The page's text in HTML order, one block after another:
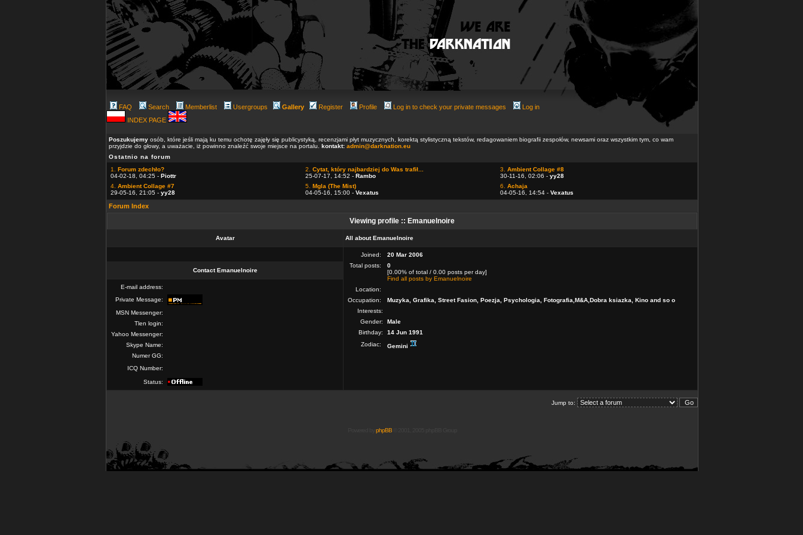
FAQ Search Memberlist Usergroups Gallery Register Profile Log in to check your private messages
Log in
INDEX PAGE
Poszukujemy osób, które jeśli mają ku temu ochotę zajęły się publicystyką, recenzjami płyt muzycznych, korektą stylistyczną tekstów, redagowaniem biografii zespołów, newsami oraz wszystkim tym, co wam
przyjdzie do głowy, a uważacie, iż powinno znaleźć swoje miejsce na portalu. kontakt: admin@darknation.eu
Ostatnio na forum
1. Forum zdechło?
04-02-18, 04:25 - Piottr
2. Cytat, który najbardziej do Was trafił...
25-07-17, 14:52 - Rambo
3. Ambient Collage #8
30-11-16, 02:06 - yy28
4. Ambient Collage #7
29-05-16, 21:05 - yy28
5. Mgla (The Mist)
04-05-16, 15:00 - Vexatus
6. Achaja
04-05-16, 14:54 - Vexatus
Forum Index
Viewing profile :: Emanuelnoire
Avatar All about Emanuelnoire
Joined:
20 Mar 2006
Total posts:
0
[0.00% of total / 0.00 posts per day]
Find all posts by Emanuelnoire
Location:
Occupation:
Muzyka, Grafika, Street Fasion, Poezja, Psychologia, Fotografia,M&A,Dobra ksiazka, Kino and so o
Interests:
Gender:
Male
Birthday:
14 Jun 1991
Zodiac:
Gemini
Contact Emanuelnoire
E-mail address:
Private Message:
MSN Messenger:
Tlen login:
Yahoo Messenger:
Skype Name:
Numer GG:
ICQ Number:
Status:
Jump to:
phpBB© 2001, 2005 phpBB Group